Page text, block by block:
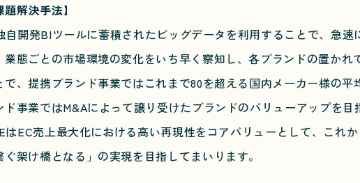
解決手法】
開発BIツールに蓄積されたビッグデータを利用することで、急速
業態ごとの市場環境の変化をいち早く察知し、各ブランドの置かれ
、提携ブランド事業ではこれまで80を超える国内メーカー様の平
事業ではM&Aによって譲り受けたブランドのバリューアップを目
EC売上最大化における高い再現性をコアバリューとして、これ
架け橋となる」の実現を目指してまいります。